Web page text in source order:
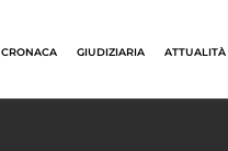
CRONACA GIUDIZIARIA ATTUALITÀ